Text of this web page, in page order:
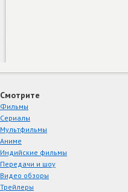
Смотрите
Фильмы
Сериалы
Мультфильмы
Аниме
Индийские фильмы
Передачи и шоу
Видео обзоры
Трейлеры